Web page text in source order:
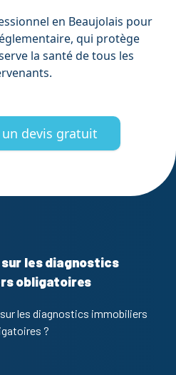
en Beaujolais pour
qui protège
la santé de tous les
devis gratuit
sur les diagnostics
obligatoires
les diagnostics immobiliers
?